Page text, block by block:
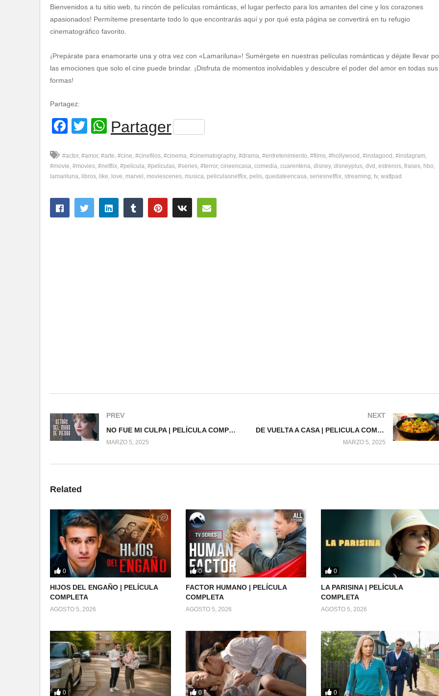
Bienvenidos a tu sitio web, tu rincón de películas románticas, el lugar perfecto para los amantes del cine y los corazones
apasionados! Permíteme presentarte todo lo que encontrarás aquí y por qué esta página se convertirá en tu refugio
cinematográfico favorito.
¡Prepárate para enamorarte una y otra vez con «Lamariluna»! Sumérgete en nuestras películas románticas y déjate llevar
las emociones que solo el cine puede brindar. ¡Disfruta de momentos inolvidables y descubre el poder del amor en todas sus
formas!
Partagez:
Facebook
Twitter
WhatsApp
Partager
#actor #amor #arte #cine #cinefilos #cinema #cinematography #drama #entretenimiento #films #hollywood #instagood #instagram
#movie #movies #netflix #pelicula #peliculas #series #terror cineencasa comedia cuarentena disney disneyplus dvd estrenos frases hbo
lamariluna libros like love marvel moviescenes musica peliculasnetflix pelis quedateencasa seriesnetflix streaming tv wattpad
PREV
NO FUE MI CULPA | PELÍCULA COMPLETA
MARZO 5, 2025
NEXT
DE VUELTA A CASA | PELICULA COMPLETA
MARZO 5, 2025
Related
0
HIJOS DEL ENGAÑO | PELÍCULA
COMPLETA
AGOSTO 5, 2026
0
FACTOR HUMANO | PELÍCULA
COMPLETA
AGOSTO 5, 2026
0
LA PARISINA | PELÍCULA
COMPLETA
AGOSTO 5, 2026
0 0 0